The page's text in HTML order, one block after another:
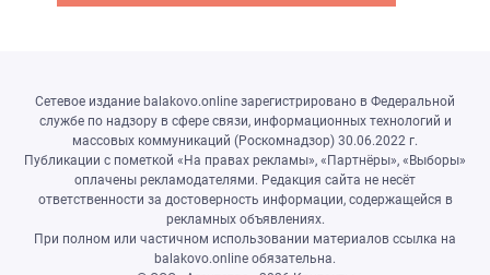
Сетевое издание balakovo.online зарегистрировано в Федеральной
службе по надзору в сфере связи, информационных технологий и
массовых коммуникаций (Роскомнадзор) 30.06.2022 г.
Публикации с пометкой «На правах рекламы», «Партнёры», «Выборы»
оплачены рекламодателями. Редакция сайта не несёт
ответственности за достоверность информации, содержащейся в
рекламных объявлениях.
При полном или частичном использовании материалов ссылка на
balakovo.online обязательна.